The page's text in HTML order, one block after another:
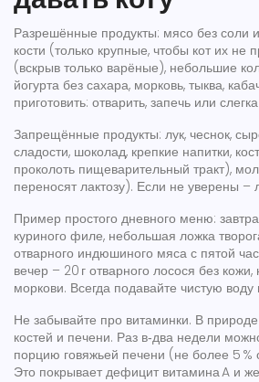
Разрешённые продукты: мясо без соли
кости (только крупные, чтобы кот их не
(вскрыв только варёные), небольшие
йогурта без сахара, морковь, тыква,
приготовить: отварить, запечь или
Запрещённые продукты: лук, чеснок,
сладости, шоколад, крепкие напитки,
проколоть пищеварительный тракт),
переносят лактозу). Если не уверены –
Пример простого дневного меню:
куриного филе, небольшая ложка
отварного индюшиного мяса с пятой
вечер – 20 г отварного лосося без
моркови. Всегда подавайте чистую воду
Не забывайте про витаминки. В
костей и печени. Раз в‑два недели
порцию говяжьей печени (не более 5 %
Это покрывает дефицит витамина A и